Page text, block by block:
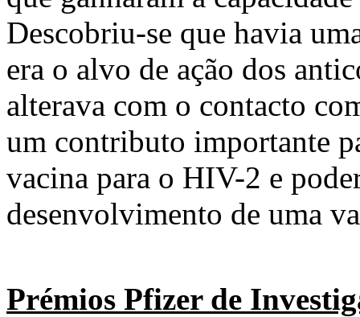
Descobriu-se que havia
era o alvo de ação dos
alterava com o contacto
um contributo importante
vacina para o HIV-2 e
desenvolvimento de uma
Prémios Pfizer de